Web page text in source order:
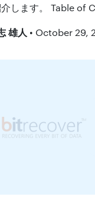
します。 Table of
雄人 • October 29,